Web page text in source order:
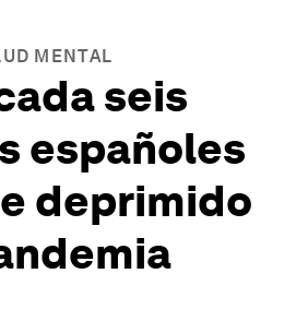
MENTAL
seis
españoles
deprimido